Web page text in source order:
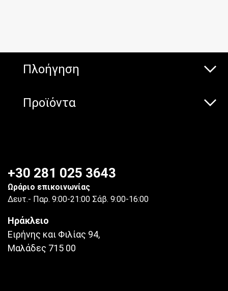
Πλοήγηση
Προϊόντα
+30 281 025 3643
Ωράριο επικοινωνίας
Δευτ.- Παρ. 9:00-21:00 Σάβ. 9:00-16:00
Ηράκλειο
Ειρήνης και Φιλίας 94,
Μαλάδες 715 00